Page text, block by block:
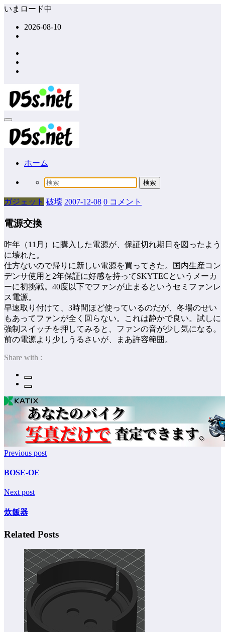
コ
ッ
プ
いまロード中
2026-08-10
ホーム
ガジェット 破壊 2007-12-08 0 コメント
電源交換
昨年（11月）に購入した電源が、保証切れ期日を図ったよう
に壊れた。
仕方ないので帰りに新しい電源を買ってきた。国内生産コン
デンサ使用と2年保証に好感を持ってSKYTECというメーカ
ーに初挑戦。40度以下でファンが止まるというセミファンレ
ス電源。
早速取り付けて、3時間ほど使っているのだが、冬場のせい
もあってファンが全く回らない。これは静かで良い。試しに
強制スイッチを押してみると、ファンの音が少し気になる。
前の電源より少しうるさいが、まあ許容範囲。
Share with :
Previous post
BOSE-OE
Next post
炊飯器
Related Posts